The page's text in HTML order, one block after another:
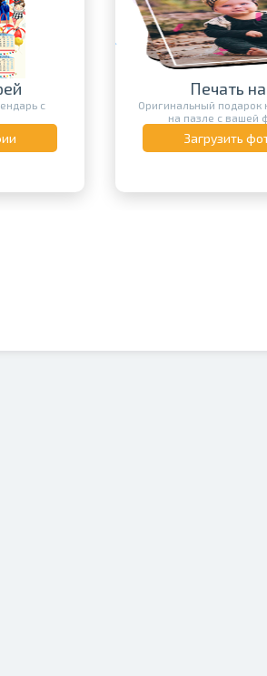
с
Печать
Оригинальный подарок
на пазле с вашей
Загрузить